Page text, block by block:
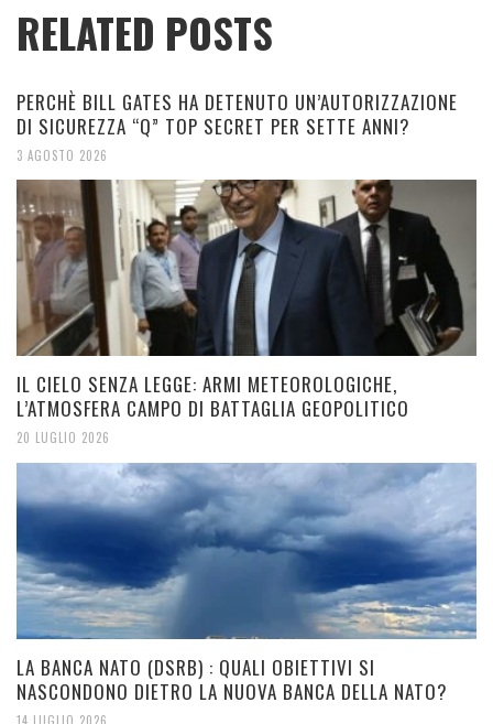
RELATED POSTS
PERCHÈ BILL GATES HA DETENUTO UN’AUTORIZZAZIONE
DI SICUREZZA “Q” TOP SECRET PER SETTE ANNI?
3 AGOSTO 2026
IL CIELO SENZA LEGGE: ARMI METEOROLOGICHE,
L’ATMOSFERA CAMPO DI BATTAGLIA GEOPOLITICO
20 LUGLIO 2026
LA BANCA NATO (DSRB) : QUALI OBIETTIVI SI
NASCONDONO DIETRO LA NUOVA BANCA DELLA NATO?